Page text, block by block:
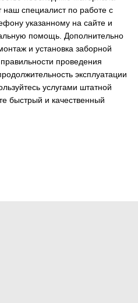
специалист по работе с
указанному на сайте и
помощь. Дополнительно
и установка заборной
проведения
эксплуатации
услугами штатной
быстрый и качественный